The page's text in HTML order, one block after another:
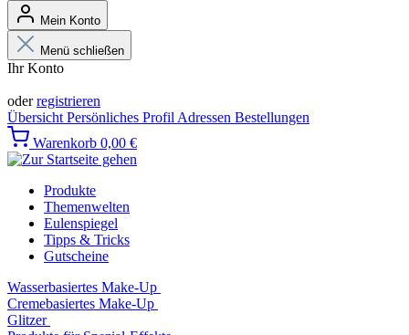
Mein Konto
Menü schließen
Ihr Konto
oderregistrieren
Übersicht Persönliches Profil Adressen Bestellungen
Warenkorb 0,00 €
Produkte
Themenwelten
Eulenspiegel
Tipps & Tricks
Gutscheine
Wasserbasiertes Make-Up
Cremebasiertes Make-Up
Glitzer